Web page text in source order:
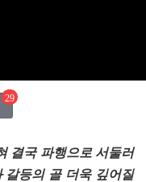
29
결국 파행으로 서둘러
등의 골 더욱 깊어질